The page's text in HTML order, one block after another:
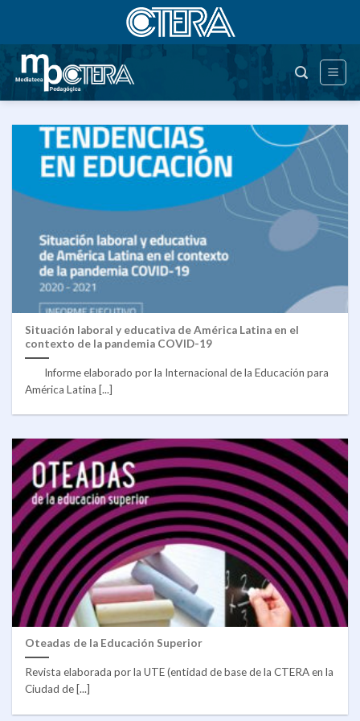
contenido
Situación laboral y educativa de América Latina en el
contexto de la pandemia COVID-19
Informe elaborado por la Internacional de la Educación para
América Latina [...]
Oteadas de la Educación Superior
Revista elaborada por la UTE (entidad de base de la CTERA en la
Ciudad de [...]